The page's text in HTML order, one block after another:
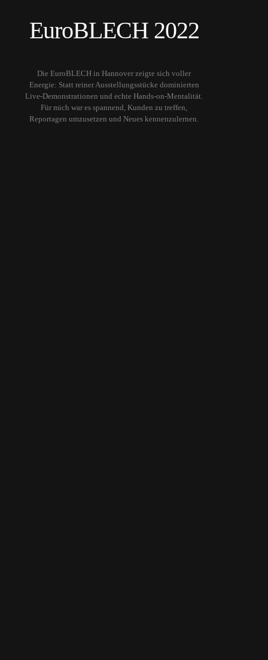
EuroBLECH 2022
Die EuroBLECH in Hannover zeigte sich voller
Energie: Statt reiner Ausstellungsstücke dominierten
Live-Demonstrationen und echte Hands-on-Mentalität.
Für mich war es spannend, Kunden zu treffen,
Reportagen umzusetzen und Neues kennenzulernen.